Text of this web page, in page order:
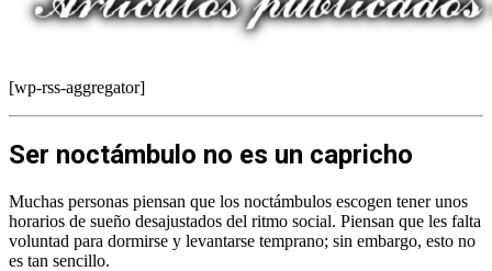
[wp-rss-aggregator]
Ser noctámbulo no es un capricho
Muchas personas piensan que los noctámbulos escogen tener unos
horarios de sueño desajustados del ritmo social. Piensan que les falta
voluntad para dormirse y levantarse temprano; sin embargo, esto no
es tan sencillo.